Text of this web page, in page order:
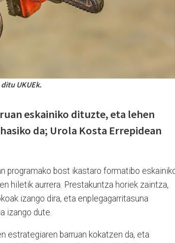
UKUEk.
eskainiko dituzte, eta lehen
da; Urola Kosta Errepidean
programako bost ikastaro formatibo
hiletik aurrera. Prestakuntza horiek zaintza,
izango dira, eta enplegagarritasuna
izango dute.
estrategiaren barruan kokatzen da, eta